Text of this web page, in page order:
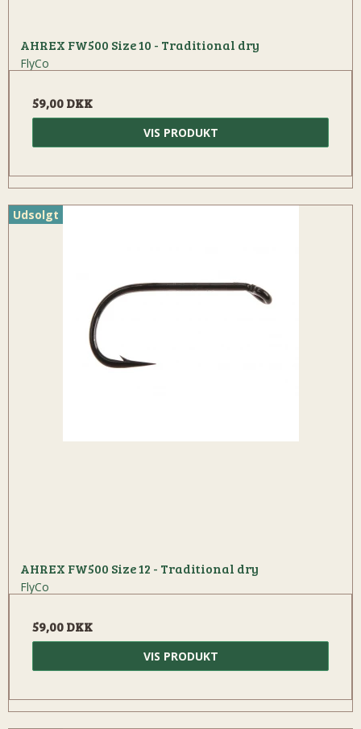
AHREX FW500 Size 10 - Traditional dry
FlyCo
59,00 DKK
VIS PRODUKT
Udsolgt
AHREX FW500 Size 12 - Traditional dry
FlyCo
59,00 DKK
VIS PRODUKT